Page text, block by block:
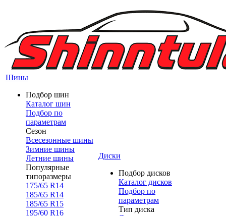
Шины
Подбор шин
Каталог шин
Подбор по
параметрам
Сезон
Всесезонные шины
Зимние шины
Летние шины
Популярные
типоразмеры
175/65 R14
185/65 R14
185/65 R15
195/60 R16
Диски
Подбор дисков
Каталог дисков
Подбор по
параметрам
Тип диска